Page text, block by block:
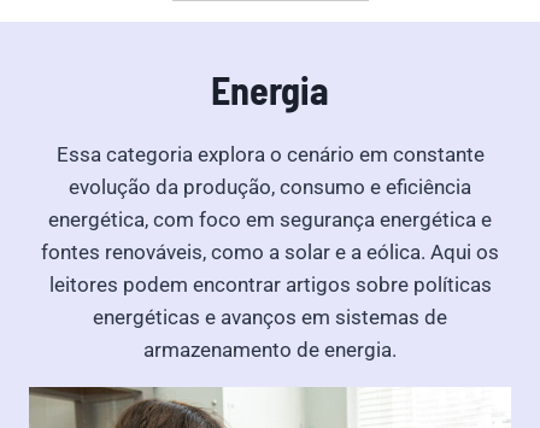
Energia
Essa categoria explora o cenário em constante
evolução da produção, consumo e eficiência
energética, com foco em segurança energética e
fontes renováveis, como a solar e a eólica. Aqui os
leitores podem encontrar artigos sobre políticas
energéticas e avanços em sistemas de
armazenamento de energia.